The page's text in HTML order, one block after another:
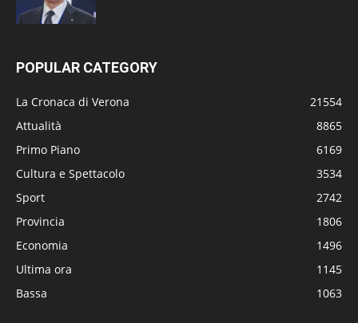
POPULAR CATEGORY
La Cronaca di Verona
21554
Attualità
8865
Primo Piano
6169
Cultura e Spettacolo
3534
Sport
2742
Provincia
1806
Economia
1496
Ultima ora
1145
Bassa
1063